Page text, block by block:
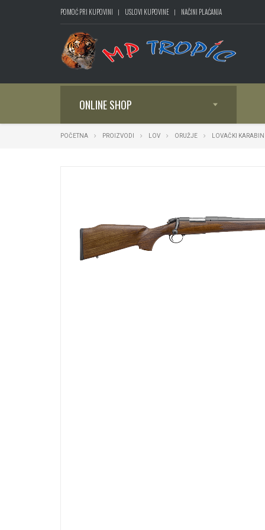
POMOĆ PRI KUPOVINI USLOVI KUPOVINE NAČINI PLAĆANJA
ONLINE SHOP
POČETNA PROIZVODI LOV ORUŽJE LOVAČKI